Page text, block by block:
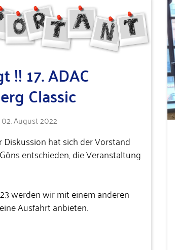
!! 17. ADAC
Classic
August 2022
Diskussion hat sich der Vorstand
entschieden, die Veranstaltung
werden wir mit einem anderen
Ausfahrt anbieten.